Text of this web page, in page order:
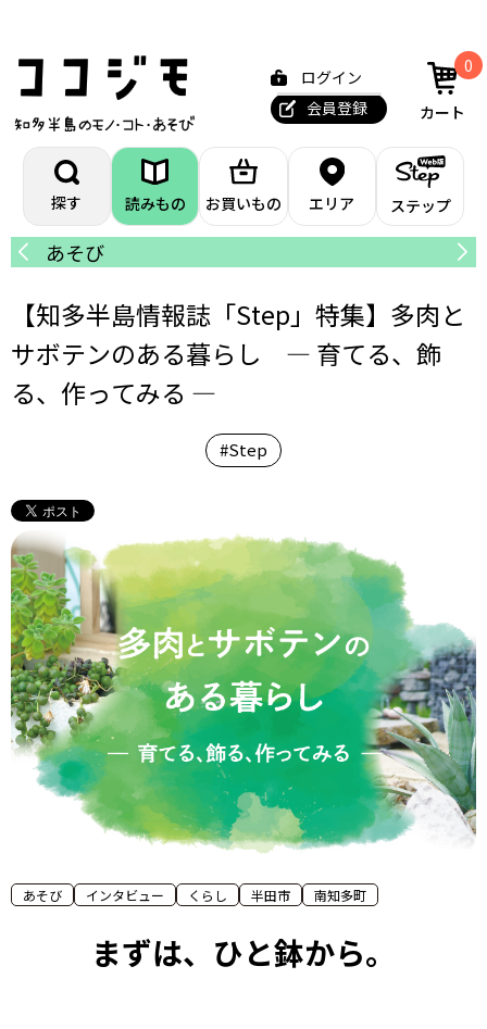
ログイン
会員登録
0
カート
探す 読みもの お買いもの エリア ステップ
あそび
【知多半島情報誌「Step」特集】多肉と
サボテンのある暮らし — 育てる、飾
る、作ってみる —
#Step
あそび インタビュー くらし 半田市 南知多町
まずは、ひと鉢から。